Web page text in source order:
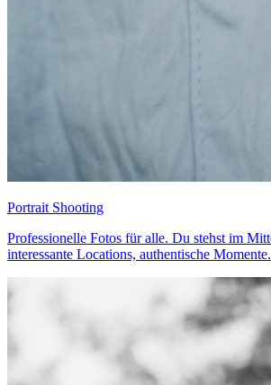
Portrait Shooting
Professionelle Fotos für alle. Du stehst im
interessante Locations, authentische Momente.